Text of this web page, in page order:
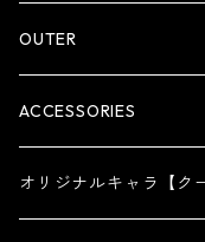
OUTER
ACCESSORIES
オリジナルキャラ【ク